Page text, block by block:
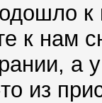
к
к нам
а
из